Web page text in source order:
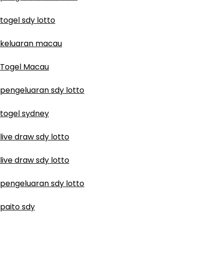
togel sdy lotto
keluaran macau
Togel Macau
pengeluaran sdy lotto
togel sydney
live draw sdy lotto
live draw sdy lotto
pengeluaran sdy lotto
paito sdy